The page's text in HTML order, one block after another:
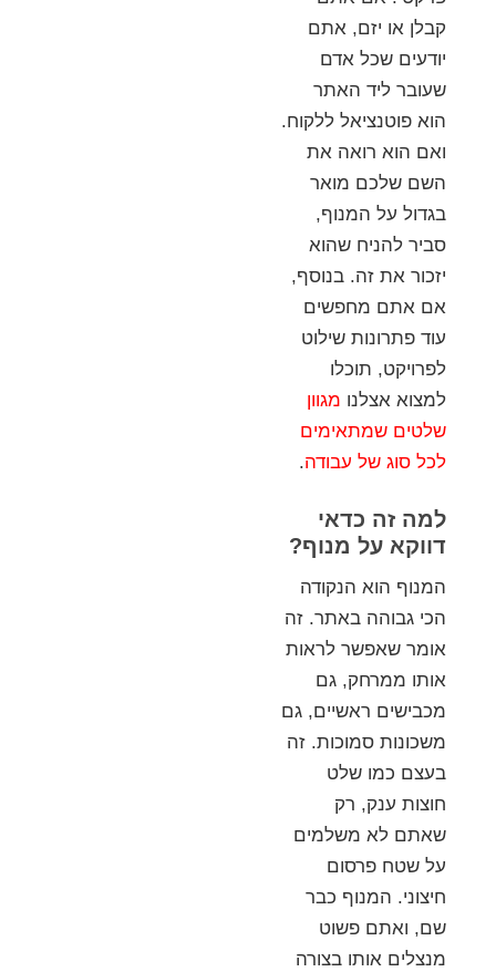
קבלן או יזם, אתם
יודעים שכל אדם
שעובר ליד האתר
הוא פוטנציאל ללקוח.
ואם הוא רואה את
השם שלכם מואר
בגדול על המנוף,
סביר להניח שהוא
יזכור את זה. בנוסף,
אם אתם מחפשים
עוד פתרונות שילוט
לפרויקט, תוכלו
למצוא אצלנו מגוון
שלטים שמתאימים
לכל סוג של עבודה.
למה זה כדאי
דווקא על מנוף?
המנוף הוא הנקודה
הכי גבוהה באתר. זה
אומר שאפשר לראות
אותו ממרחק, גם
מכבישים ראשיים, גם
משכונות סמוכות. זה
בעצם כמו שלט
חוצות ענק, רק
שאתם לא משלמים
על שטח פרסום
חיצוני. המנוף כבר
שם, ואתם פשוט
מנצלים אותו בצורה